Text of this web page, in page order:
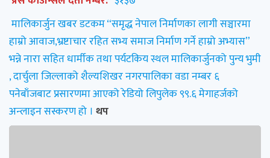
मालिकार्जुन खबर डटकम “समृद्ध नेपाल निर्माणका लागी सञ्चारमा
हाम्रो आवाज,भ्रष्टाचार रहित सभ्य समाज निर्माण गर्ने हाम्रो अभ्यास”
भन्ने नारा सहित धार्मीक तथा पर्यटकिय स्थल मालिकार्जुनको पुन्य भुमी
, दार्चुला जिल्लाको शैल्यशिखर नगरपालिका वडा नम्बर ६
पनेबाँजबाट प्रसारणमा आएको रेडियो लिपुलेक ९९.६ मेगाहर्जको
अन्लाइन सस्करण हो । थप